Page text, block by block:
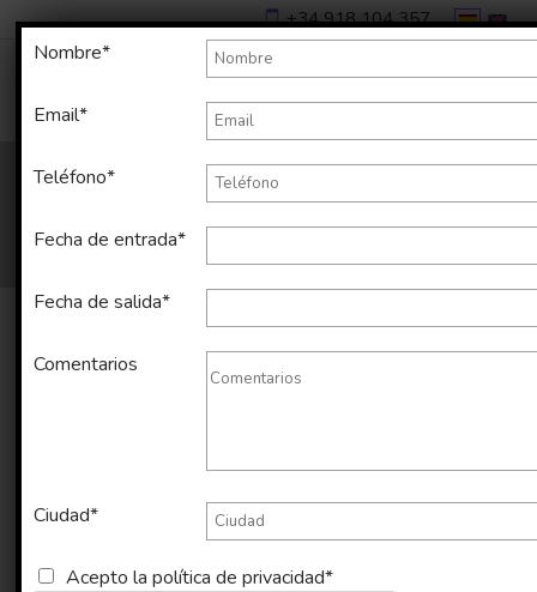
+34 918 104 357
en Eixample de 65 m2
Imágenes Mapa
Nombre*
Email*
Teléfono*
Fecha de entrada*
Fecha de salida*
Comentarios
Ciudad*
Acepto lapolítica de privacidad*